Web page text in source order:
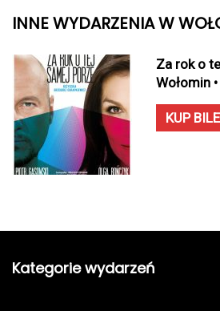
INNE WYDARZENIA W
Za rok o
Wołomin
KUP
Kategorie wydarzeń